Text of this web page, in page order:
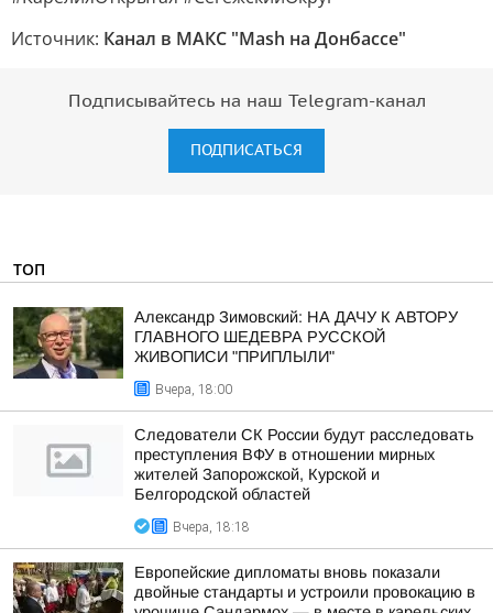
Источник: Канал в МАКС "Mash на Донбассе"
Подписывайтесь на наш Telegram-канал
ПОДПИСАТЬСЯ
ТОП
Александр Зимовский: НА ДАЧУ К АВТОРУ
ГЛАВНОГО ШЕДЕВРА РУССКОЙ
ЖИВОПИСИ "ПРИПЛЫЛИ"
Вчера, 18:00
Следователи СК России будут расследовать
преступления ВФУ в отношении мирных
жителей Запорожской, Курской и
Белгородской областей
Вчера, 18:18
Европейские дипломаты вновь показали
двойные стандарты и устроили провокацию в